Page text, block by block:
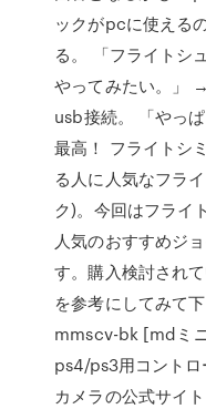
ックがpcに使える
る。 「フライトシ
やってみたい。」
usb接続。 「やっ
最高！ フライトシ
る人に人気なフラ
ク)。今回はフライ
人気のおすすめジ
す。購入検討され
を参考にしてみて
mmscv-bk [mdミ
ps4/ps3用コント
カメラの公式サイ